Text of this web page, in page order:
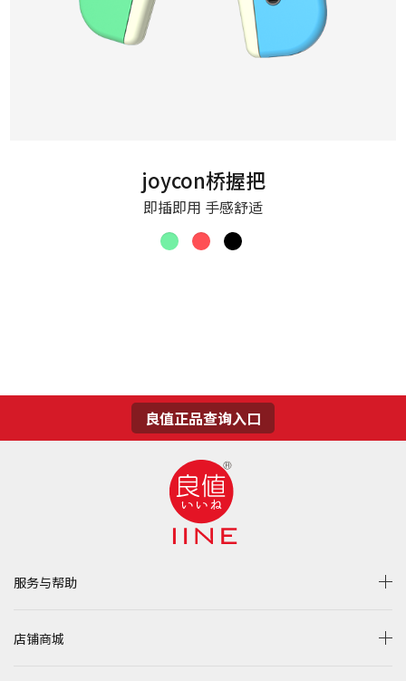
joycon桥握把
即插即用 手感舒适
良值正品查询入口
服务与帮助
店铺商城